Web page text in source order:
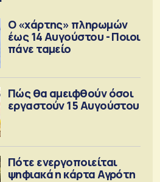
Ο «χάρτης» πληρωμών
έως 14 Αυγούστου - Ποιοι
πάνε ταμείο
Πώς θα αμειφθούν όσοι
εργαστούν 15 Αυγούστου
Πότε ενεργοποιείται
ψηφιακά η κάρτα Αγρότη